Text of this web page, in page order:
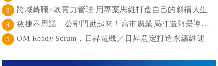
3 跨域轉職×軟實力管理 用專案思維打造自己的斜槓人生
4 敏捷不思議，公部門動起來！高市農業局打造願景導向的社區敏捷自組織
5 OM Ready Scrum，日昇電機／日昇意定打造永續維運新典範